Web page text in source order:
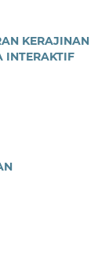
KERAJINAN
INTERAKTIF